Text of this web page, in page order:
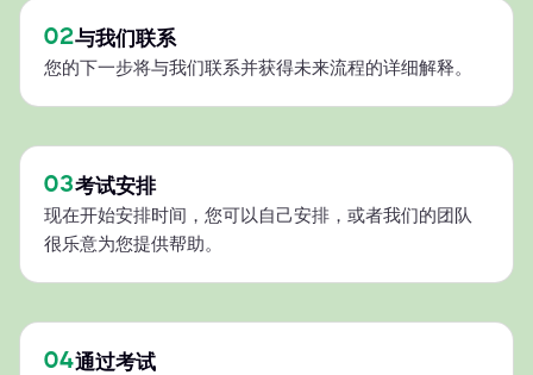
02与我们联系
您的下一步将与我们联系并获得未来流程的详细解释。
03考试安排
现在开始安排时间，您可以自己安排，或者我们的团队
很乐意为您提供帮助。
04通过考试